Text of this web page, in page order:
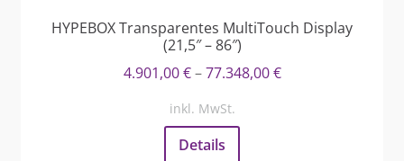
HYPEBOX Transparentes MultiTouch Display
(21,5″ – 86″)
4.901,00€–77.348,00€
inkl. MwSt.
Details